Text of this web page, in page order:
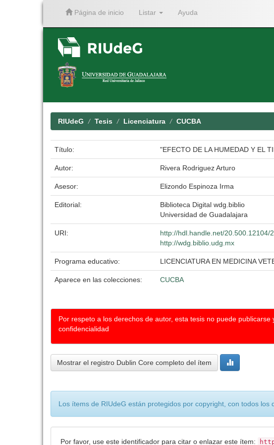
Página de inicio Listar Ayuda
RIUdeG Tesis Licenciatura CUCBA
Título: "EFECTO DE LA HUMEDAD Y EL
Autor: Rivera Rodriguez Arturo
Asesor: Elizondo Espinoza Irma
Editorial:
Biblioteca Digital wdg.biblio
Universidad de Guadalajara
URI:
http://hdl.handle.net/20.500.12104/
http://wdg.biblio.udg.mx
Programa educativo: LICENCIATURA EN MEDICINA
Aparece en las colecciones: CUCBA
Por respeto a los derechos de autor, esta tesis no puede
confidencialidad
Mostrar el registro Dublin Core completo del ítem
Los ítems de RIUdeG están protegidos por copyright, con todos
Por favor, use este identificador para citar o enlazar este ítem: